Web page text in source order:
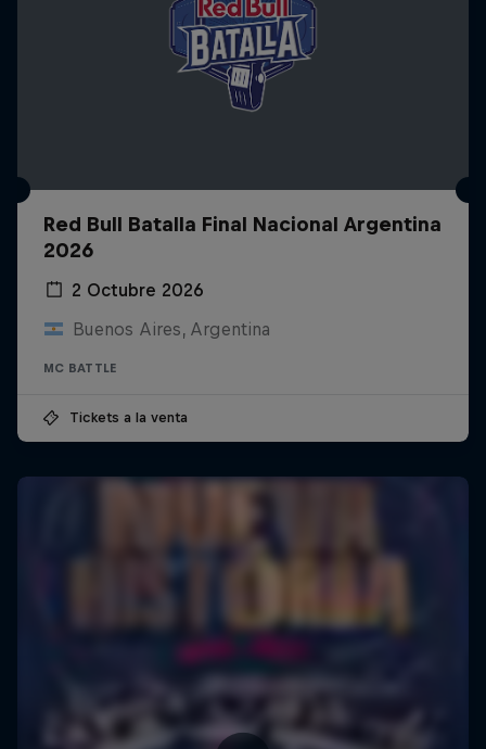
Red Bull Batalla Final Nacional Argentina
2026
2 Octubre 2026
Buenos Aires, Argentina
MC BATTLE
Tickets a la venta